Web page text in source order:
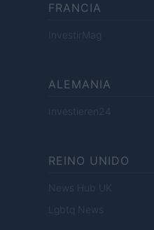
FRANCIA
InvestirMag
ALEMANIA
Investieren24
REINO UNIDO
News Hub UK
Lgbtq News